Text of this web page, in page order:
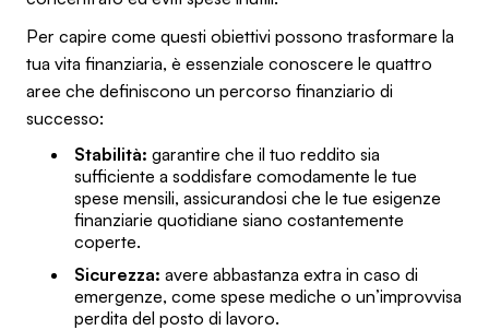
Per capire come questi obiettivi possono trasformare la
tua vita finanziaria, è essenziale conoscere le quattro
aree che definiscono un percorso finanziario di
successo:
Stabilità: garantire che il tuo reddito sia
sufficiente a soddisfare comodamente le tue
spese mensili, assicurandosi che le tue esigenze
finanziarie quotidiane siano costantemente
coperte.
Sicurezza: avere abbastanza extra in caso di
emergenze, come spese mediche o un’improvvisa
perdita del posto di lavoro.